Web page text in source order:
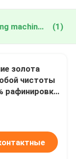
wet way purification gold refining machine онлайн производство (1)
золота
чистоты
рафинировки
пути